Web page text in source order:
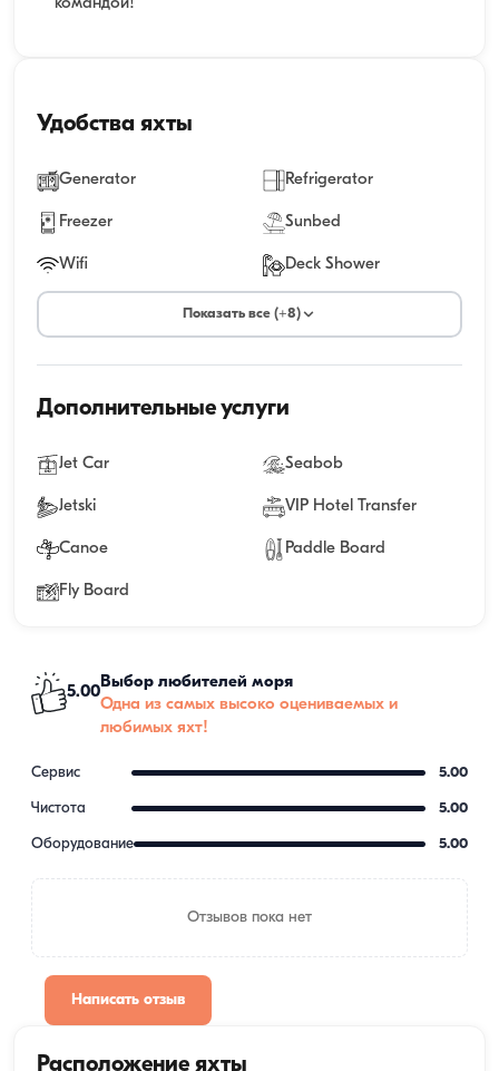
командой!
Удобства яхты
Generator Refrigerator
Freezer Sunbed
Wifi Deck Shower
Показать все (+8)
Дополнительные услуги
Jet Car Seabob
Jetski VIP Hotel Transfer
Canoe Paddle Board
Fly Board
5.00
Выбор любителей моря
Одна из самых высоко оцениваемых и
любимых яхт!
Сервис 5.00
Чистота 5.00
Оборудование 5.00
Отзывов пока нет
Написать отзыв
Расположение яхты